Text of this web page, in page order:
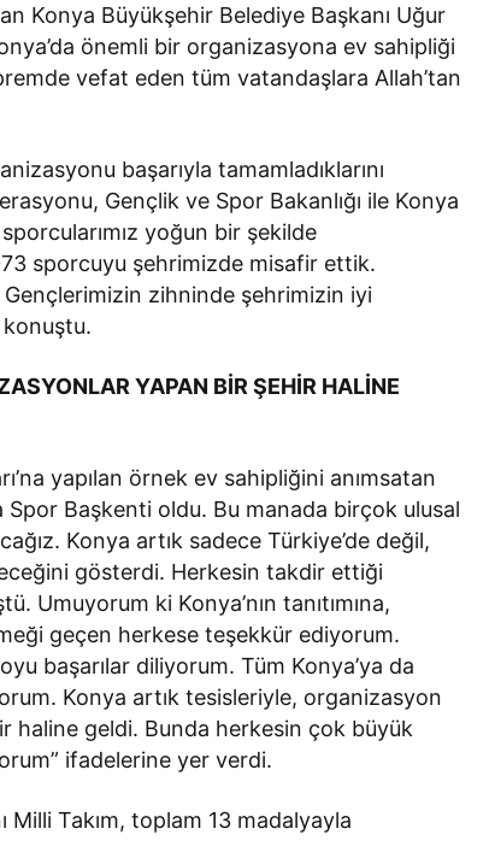
Konya Büyükşehir Belediye Başkanı Uğur
önemli bir organizasyona ev sahipliği
vefat eden tüm vatandaşlara Allah’tan
başarıyla tamamladıklarını
Gençlik ve Spor Bakanlığı ile Konya
yoğun bir şekilde
sporcuyu şehrimizde misafir ettik.
Gençlerimizin zihninde şehrimizin iyi
konuştu.
YAPAN BİR ŞEHİR HALİNE
yapılan örnek ev sahipliğini anımsatan
Spor Başkenti oldu. Bu manada birçok ulusal
Konya artık sadece Türkiye’de değil,
gösterdi. Herkesin takdir ettiği
Umuyorum ki Konya’nın tanıtımına,
geçen herkese teşekkür ediyorum.
başarılar diliyorum. Tüm Konya’ya da
Konya artık tesisleriyle, organizasyon
haline geldi. Bunda herkesin çok büyük
ifadelerine yer verdi.
Milli Takım, toplam 13 madalyayla